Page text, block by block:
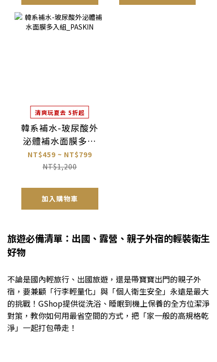
清爽玩夏去 5折起
韓系補水-玻尿酸外
泌體補水面膜多入
組_PASKIN
NT$459 ~ NT$799
NT$1,200
加入購物車
旅遊必備清單：出國、露營、親子外宿的輕裝衛生
好物
不論是國內輕旅行、出國旅遊，還是帶寶寶出門的親子外
宿，要兼顧「行李輕量化」與「個人衛生安全」永遠是最大
的挑戰！GShop提供從洗浴、睡眠到機上保養的全方位潔淨
對策，教你如何用最省空間的方式，把「家一般的高規格乾
淨」一起打包帶走！